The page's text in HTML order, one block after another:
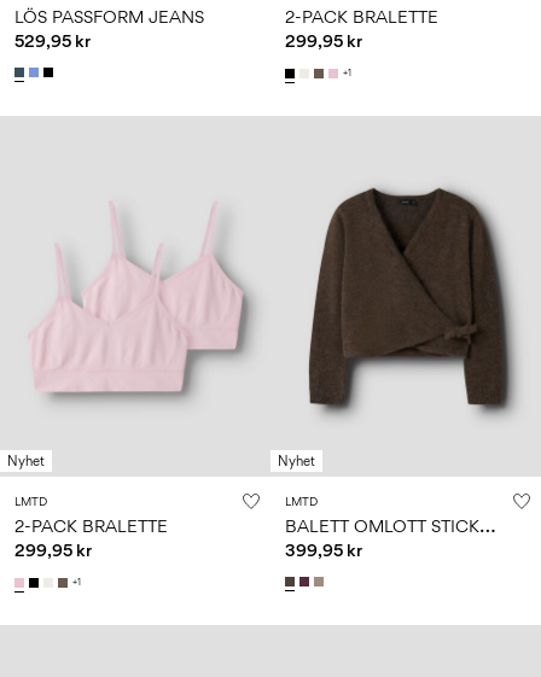
LÖS PASSFORM JEANS
529,95 kr
2-PACK BRALETTE
299,95 kr
+1
Nyhet
LMTD
2-PACK BRALETTE
299,95 kr
+1
Nyhet
LMTD
B
ALETT OMLOTT STICKAD TRÖJA
399,95 kr